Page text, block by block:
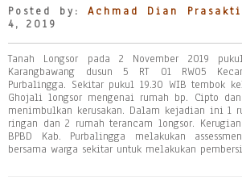
Posted by:Achmad Dian Prasakti
4, 2019
Tanah Longsor pada 2 November 2019
Karangbawang dusun 5 RT 01 RW05
Purbalingga. Sekitar pukul 19.30 WIB tembok
Ghojali longsor mengenai rumah bp. Cipto
menimbulkan kerusakan. Dalam kejadian ini 1
ringan dan 2 rumah terancam longsor.
BPBD Kab. Purbalingga melakukan
bersama warga sekitar untuk melakukan